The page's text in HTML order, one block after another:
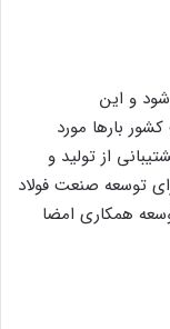
و این
بار‌ها مورد
از تولید و
توسعه صنعت فولاد
همکاری امضا